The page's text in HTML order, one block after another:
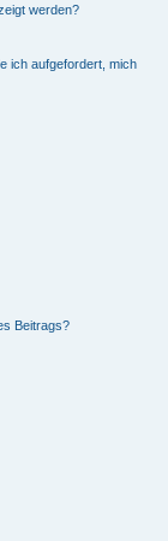
werden?
ich aufgefordert, mich
Beitrags?